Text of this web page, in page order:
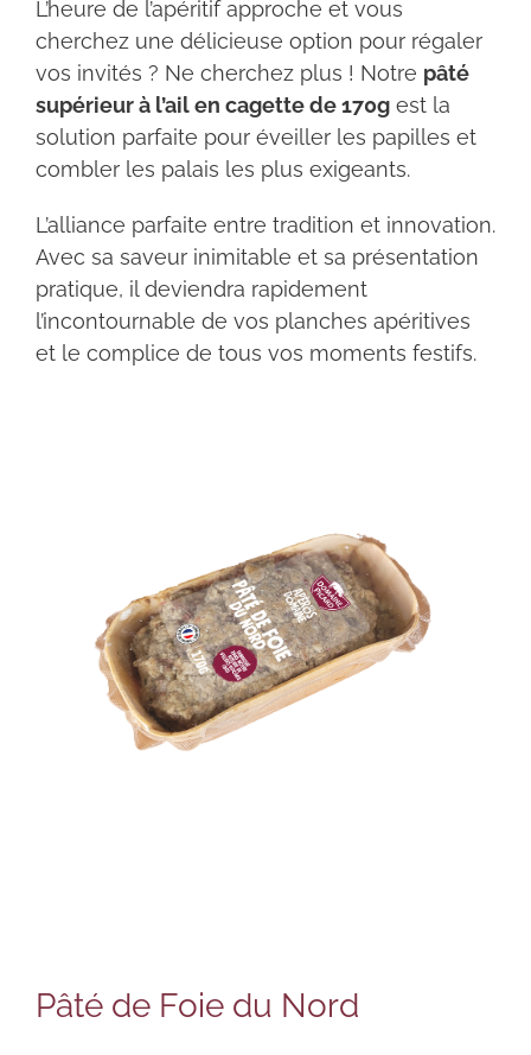
L’heure de l’apéritif approche et vous
cherchez une délicieuse option pour régaler
vos invités ? Ne cherchez plus ! Notre pâté
supérieur à l’ail en cagette de 170gest la
solution parfaite pour éveiller les papilles et
combler les palais les plus exigeants.
L’alliance parfaite entre tradition et innovation.
Avec sa saveur inimitable et sa présentation
pratique, il deviendra rapidement
l’incontournable de vos planches apéritives
et le complice de tous vos moments festifs.
Pâté de Foie du Nord